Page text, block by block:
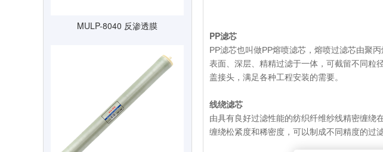
MULP-8040 反渗透膜
PP滤芯
PP滤芯也叫做PP熔喷滤芯，熔喷过滤芯由聚
表面、深层、精精过滤于一体，可截留不同粒
盖接头，满足各种工程安装的需要。
线绕滤芯
由具有良好过滤性能的纺织纤维纱线精密缠绕
缠绕松紧度和稀密度，可以制成不同精度的过